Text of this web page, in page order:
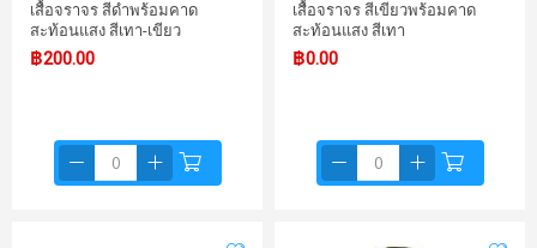
เสื้อจราจร สีดำพร้อมคาด
สะท้อนแสง สีเทา-เขียว
฿200.00
เสื้อจราจร สีเขียวพร้อมคาด
สะท้อนแสง สีเทา
฿0.00